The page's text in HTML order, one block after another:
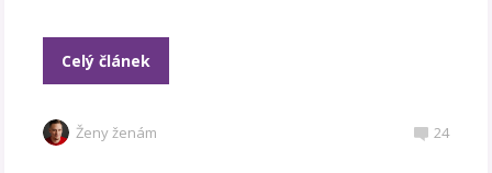
Celý článek
Ženy ženám 24